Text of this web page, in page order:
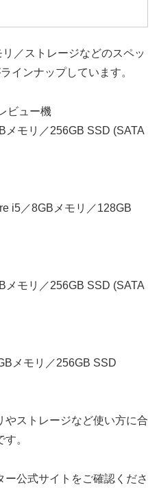
／ストレージなどのスペッ
インナップしています。
ビュー機
メモリ／256GB SSD (SATA
i5／8GBメモリ／128GB
メモリ／256GB SSD (SATA
メモリ／256GB SSD
やストレージなど使い方に合
。
公式サイトをご確認くださ